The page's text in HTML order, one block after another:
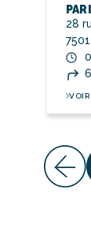
28
VOIR